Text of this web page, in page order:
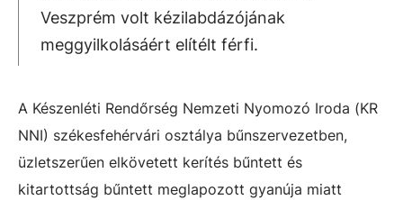
Veszprém volt kézilabdázójának
meggyilkolásáért elítélt férfi.
A Készenléti Rendőrség Nemzeti Nyomozó Iroda (KR
NNI) székesfehérvári osztálya bűnszervezetben,
üzletszerűen elkövetett kerítés bűntett és
kitartottság bűntett meglapozott gyanúja miatt